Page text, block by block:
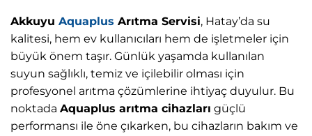
Akkuyu Aquaplus Arıtma Servisi, Hatay’da su
kalitesi, hem ev kullanıcıları hem de işletmeler için
büyük önem taşır. Günlük yaşamda kullanılan
suyun sağlıklı, temiz ve içilebilir olması için
profesyonel arıtma çözümlerine ihtiyaç duyulur. Bu
noktada Aquaplus arıtma cihazları güçlü
performansı ile öne çıkarken, bu cihazların bakım ve